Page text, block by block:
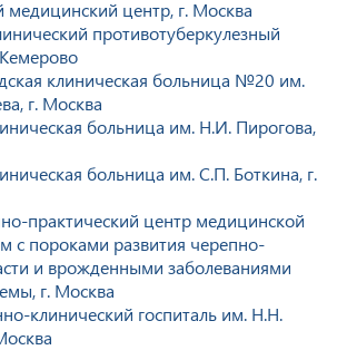
центр, г. Москва
противотуберкулезный
клиническая больница №20 им.
г. Москва
больница им. Н.И. Пирогова,
больница им. С.П. Боткина, г.
практический центр медицинской
с пороками развития черепно-
и врожденными заболеваниями
г. Москва
клинический госпиталь им. Н.Н.